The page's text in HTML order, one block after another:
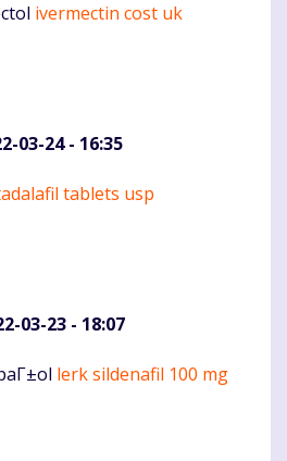
ivermectin cost uk
03-24 - 16:35
tablets usp
03-23 - 18:07
lerk sildenafil 100 mg